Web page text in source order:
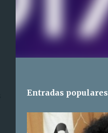
Entradas populares